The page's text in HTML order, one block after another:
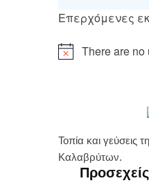
Επερχόμενες
There are no
Τοπία και γεύσεις
Καλαβρύτων.